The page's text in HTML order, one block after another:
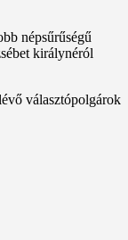
népsűrűségű
királynéról
választópolgárok